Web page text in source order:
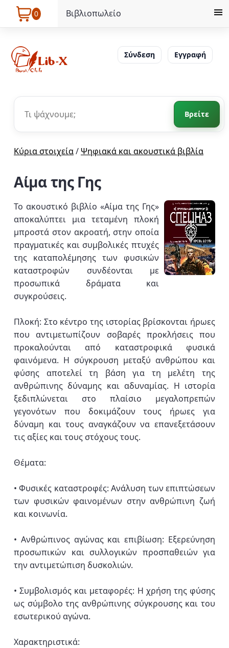
0 Βιβλιοπωλείο
Σύνδεση Εγγραφή
Βρείτε
Κύρια στοιχεία/Ψηφιακά και ακουστικά βιβλία
Αίμα της Γης
Το ακουστικό βιβλίο «Αίμα της Γης»
αποκαλύπτει μια τεταμένη πλοκή
μπροστά στον ακροατή, στην οποία
πραγματικές και συμβολικές πτυχές
της καταπολέμησης των φυσικών
καταστροφών συνδέονται με
προσωπικά δράματα και
συγκρούσεις.
Πλοκή: Στο κέντρο της ιστορίας βρίσκονται ήρωες
που αντιμετωπίζουν σοβαρές προκλήσεις που
προκαλούνται από καταστροφικά φυσικά
φαινόμενα. Η σύγκρουση μεταξύ ανθρώπου και
φύσης αποτελεί τη βάση για τη μελέτη της
ανθρώπινης δύναμης και αδυναμίας. Η ιστορία
ξεδιπλώνεται στο πλαίσιο μεγαλοπρεπών
γεγονότων που δοκιμάζουν τους ήρωες για
δύναμη και τους αναγκάζουν να επανεξετάσουν
τις αξίες και τους στόχους τους.
Θέματα:
• Φυσικές καταστροφές: Ανάλυση των επιπτώσεων
των φυσικών φαινομένων στην ανθρώπινη ζωή
και κοινωνία.
• Ανθρώπινος αγώνας και επιβίωση: Εξερεύνηση
προσωπικών και συλλογικών προσπαθειών για
την αντιμετώπιση δυσκολιών.
• Συμβολισμός και μεταφορές: Η χρήση της φύσης
ως σύμβολο της ανθρώπινης σύγκρουσης και του
εσωτερικού αγώνα.
Χαρακτηριστικά: